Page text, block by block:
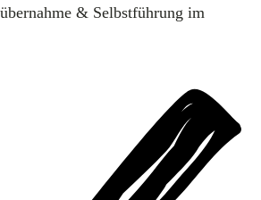
& Selbstführung im